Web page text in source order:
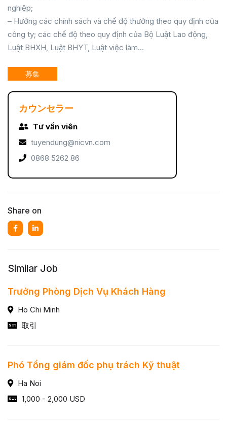
nghiệp;
– Hưởng các chính sách và chế độ thưởng theo quy định của
công ty; các chế độ theo quy định của Bộ Luật Lao động,
Luật BHXH, Luật BHYT, Luật việc làm…
募集
カウンセラー
Tư vấn viên
tuyendung@nicvn.com
0868 5262 86
Share on
Similar Job
Trưởng Phòng Dịch Vụ Khách Hàng
Ho Chi Minh
取引
Phó Tổng giám đốc phụ trách Kỹ thuật
Ha Noi
1,000 - 2,000 USD